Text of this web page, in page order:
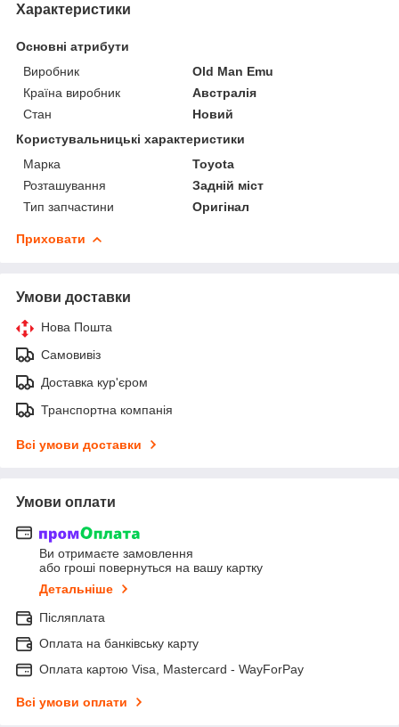
Характеристики
Основні атрибути
Виробник
Old Man Emu
Країна виробник
Австралія
Стан
Новий
Користувальницькі характеристики
Марка
Toyota
Розташування
Задній міст
Тип запчастини
Оригінал
Приховати
Умови доставки
Нова Пошта
Самовивіз
Доставка кур'єром
Транспортна компанія
Всі умови доставки
Умови оплати
Ви отримаєте замовлення
або гроші повернуться на вашу картку
Детальніше
Післяплата
Оплата на банківську карту
Оплата картою Visa, Mastercard - WayForPay
Всі умови оплати